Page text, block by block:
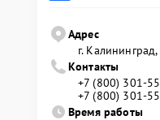
Адрес
г.
Контакты
+7 (800) 301-
+7 (800) 301-
Время работы